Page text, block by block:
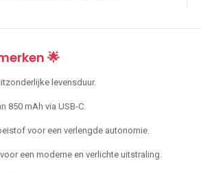
🌟
levensduur.
850 mAh via USB-C.
voor een verlengde autonomie.
een moderne en verlichte uitstraling.